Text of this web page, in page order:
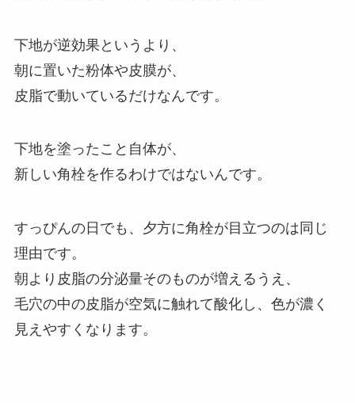
下地が逆効果というより、
朝に置いた粉体や皮膜が、
皮脂で動いているだけなんです。
下地を塗ったこと自体が、
新しい角栓を作るわけではないんです。
すっぴんの日でも、夕方に角栓が目立つのは同じ
理由です。
朝より皮脂の分泌量そのものが増えるうえ、
毛穴の中の皮脂が空気に触れて酸化し、色が濃く
見えやすくなります。